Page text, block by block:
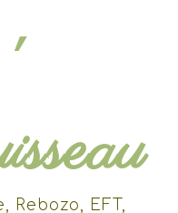
Rebozo, EFT,